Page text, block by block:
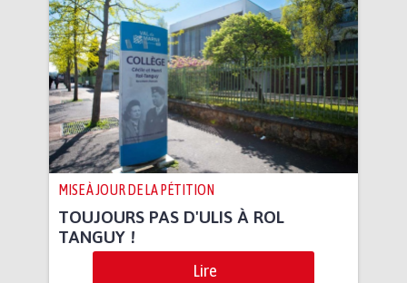
MISE À JOUR DE LA PÉTITION
TOUJOURS PAS D'ULIS À ROL
TANGUY !
Lire